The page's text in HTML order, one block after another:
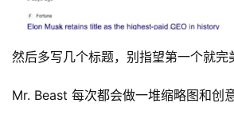
然后多写几个标题，别指望第一个就完
Mr. Beast 每次都会做一堆缩略图和创